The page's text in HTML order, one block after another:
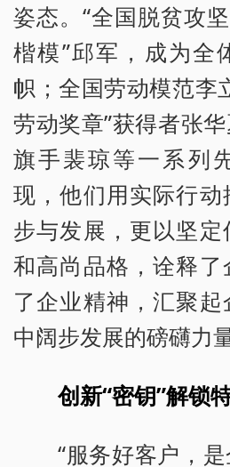
姿态。“全国脱贫攻
楷模”邱军，成为全
帜；全国劳动模范李
劳动奖章”获得者张
旗手裴琼等一系列
现，他们用实际行
步与发展，更以坚
和高尚品格，诠释
了企业精神，汇聚
中阔步发展的磅礴力
创新“密钥”解锁
“服务好客户，